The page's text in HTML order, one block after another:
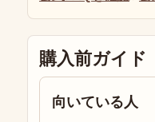
購入前ガイド
向いている人